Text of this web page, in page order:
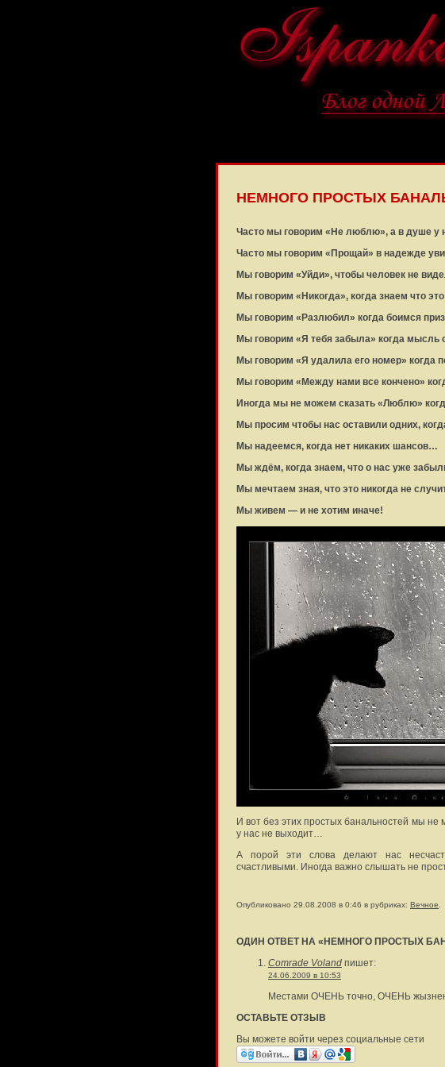
НЕМНОГО ПРОСТЫХ
Часто мы говорим «Не люблю», а в душе у
Часто мы говорим «Прощай» в надежде
Мы говорим «Уйди», чтобы человек не
Мы говорим «Никогда», когда знаем что
Мы говорим «Разлюбил» когда боимся
Мы говорим «Я тебя забыла» когда мысль
Мы говорим «Я удалила его номер» когда
Мы говорим «Между нами все кончено»
Иногда мы не можем сказать «Люблю»
Мы просим чтобы нас оставили одних,
Мы надеемся, когда нет никаких шансов…
Мы ждём, когда знаем, что о нас уже
Мы мечтаем зная, что это никогда не
Мы живем — и не хотим иначе!
И вот без этих простых банальностей мы
у нас не выходит…
А порой эти слова делают нас
счастливыми. Иногда важно слышать не
Опубликовано 29.08.2008 в 0:46 в рубриках: Вечное
ОДИН ОТВЕТ НА «НЕМНОГО ПРОСТЫХ
Comrade Voland пишет:
24.06.2009 в 10:53
Местами ОЧЕНЬ точно, ОЧЕНЬ
ОСТАВЬТЕ ОТЗЫВ
Вы можете войти через социальные сети